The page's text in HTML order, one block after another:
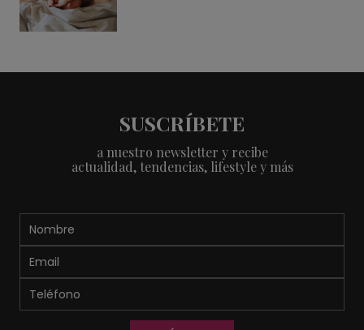
SUSCRÍBETE
a nuestro newsletter y recibe
actualidad, tendencias, lifestyle y más